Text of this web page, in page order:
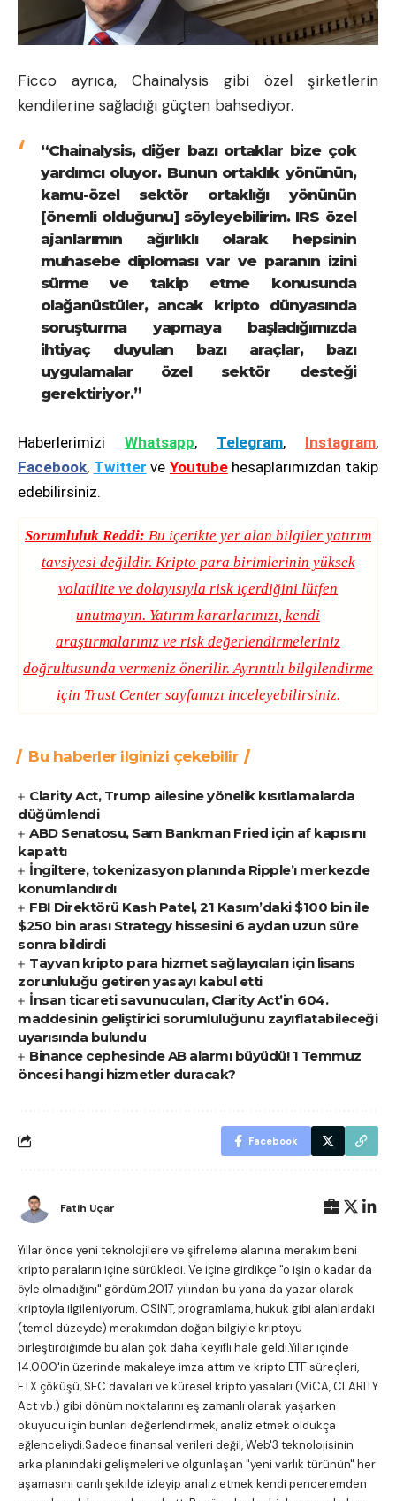
Ficco ayrıca, Chainalysis gibi özel şirketlerin
kendilerine sağladığı güçten bahsediyor.
“Chainalysis, diğer bazı ortaklar bize çok
yardımcı oluyor. Bunun ortaklık yönünün,
kamu-özel sektör ortaklığı yönünün
[önemli olduğunu] söyleyebilirim. IRS özel
ajanlarımın ağırlıklı olarak hepsinin
muhasebe diploması var ve paranın izini
sürme ve takip etme konusunda
olağanüstüler, ancak kripto dünyasında
soruşturma yapmaya başladığımızda
ihtiyaç duyulan bazı araçlar, bazı
uygulamalar özel sektör desteği
gerektiriyor.”
Haberlerimizi Whatsapp, Telegram, Instagram,
Facebook, Twitter ve Youtubehesaplarımızdan takip
edebilirsiniz.
Sorumluluk Reddi: Bu içerikte yer alan bilgiler yatırım
tavsiyesi değildir. Kripto para birimlerinin yüksek
volatilite ve dolayısıyla risk içerdiğini lütfen
unutmayın. Yatırım kararlarınızı, kendi
araştırmalarınız ve risk değerlendirmeleriniz
doğrultusunda vermeniz önerilir. Ayrıntılı bilgilendirme
için Trust Centersayfamızı inceleyebilirsiniz.
Bu haberler ilginizi çekebilir
Clarity Act, Trump ailesine yönelik kısıtlamalarda
düğümlendi
ABD Senatosu, Sam Bankman Fried için af kapısını
kapattı
İngiltere, tokenizasyon planında Ripple’ı merkezde
konumlandırdı
FBI Direktörü Kash Patel, 21 Kasım’daki $100 bin ile
$250 bin arası Strategy hissesini 6 aydan uzun süre
sonra bildirdi
Tayvan kripto para hizmet sağlayıcıları için lisans
zorunluluğu getiren yasayı kabul etti
İnsan ticareti savunucuları, Clarity Act’in 604.
maddesinin geliştirici sorumluluğunu zayıflatabileceği
uyarısında bulundu
Binance cephesinde AB alarmı büyüdü! 1 Temmuz
öncesi hangi hizmetler duracak?
Facebook
Fatih Uçar
Yıllar önce yeni teknolojilere ve şifreleme alanına merakım beni
kripto paraların içine sürükledi. Ve içine girdikçe "o işin o kadar da
öyle olmadığını" gördüm.2017 yılından bu yana da yazar olarak
kriptoyla ilgileniyorum. OSINT, programlama, hukuk gibi alanlardaki
(temel düzeyde) merakımdan doğan bilgiyle kriptoyu
birleştirdiğimde bu alan çok daha keyifli hale geldi.Yıllar içinde
14.000'in üzerinde makaleye imza attım ve kripto ETF süreçleri,
FTX çöküşü, SEC davaları ve küresel kripto yasaları (MiCA, CLARITY
Act vb.) gibi dönüm noktalarını eş zamanlı olarak yaşarken
okuyucu için bunları değerlendirmek, analiz etmek oldukça
eğlenceliydi.Sadece finansal verileri değil, Web'3 teknolojisinin
arka planındaki gelişmeleri ve olgunlaşan "yeni varlık türünün" her
aşamasını canlı şekilde izleyip analiz etmek kendi penceremden